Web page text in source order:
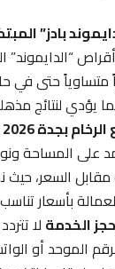
بادز”
متساوياً حتى في
يؤدي لنتائج
بجدة 2026
المساحة ونوع
السعر، حيث
بأسعار
الخدمةلا تتردد
الموحد أو